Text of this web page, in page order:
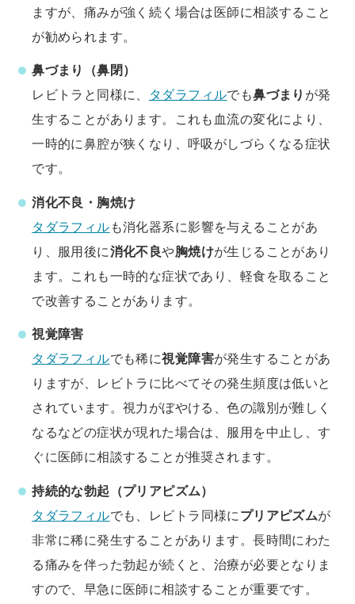
ますが、痛みが強く続く場合は医師に相談すること
が勧められます。
鼻づまり（鼻閉）
レビトラと同様に、
タダラフィルでも鼻づまり が発
生することがあります。これも血流の変化により、
一時的に鼻腔が狭くなり、呼吸がしづらくなる症状
です。
消化不良・胸焼け
タダラフィル も消化器系に影響を与えることがあ
り、服用後に消化不良や胸焼けが生じることがあり
ます。これも一時的な症状であり、軽食を取ること
で改善することがあります。
視覚障害
タダラフィルでも稀に視覚障害が発生することがあ
りますが、レビトラに比べてその発生頻度は低いと
されています。視力がぼやける、色の識別が難しく
なるなどの症状が現れた場合は、服用を中止し、す
ぐに医師に相談することが推奨されます。
持続的な勃起（プリアピズム）
タダラフィルでも、レビトラ同様に プリアピズムが
非常に稀に発生することがあります。長時間にわた
る痛みを伴った勃起が続くと、治療が必要となりま
すので、早急に医師に相談することが重要です。